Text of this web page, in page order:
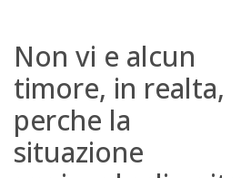
Non vi e alcun
timore, in realta,
perche la
situazione